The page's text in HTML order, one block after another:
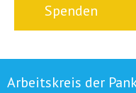
Spenden
Arbeitskreis der